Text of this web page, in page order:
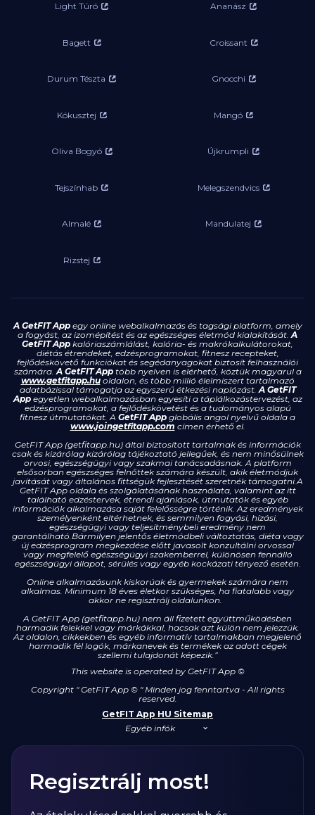
Light Túró Ananász
Bagett Croissant
Durum Tészta Gnocchi
Kókusztej Mangó
Oliva Bogyó Újkrumpli
Tejszínhab Melegszendvics
Almalé Mandulatej
Rizstej
A GetFIT Appegy online webalkalmazás és tagsági platform, amely
a fogyást, az izomépítést és az egészséges életmód kialakítását. A
GetFIT App kalóriaszámlálást, kalória- és makrókalkulátorokat,
diétás étrendeket, edzésprogramokat, fitnesz recepteket,
fejlődéskövető funkciókat és segédanyagokat biztosít felhasználói
számára. A GetFIT Apptöbb nyelven is elérhető, köztük magyarul a
www.getfitapp.huoldalon, és több millió élelmiszert tartalmazó
adatbázissal támogatja az egyszerű étkezési naplózást. A GetFIT
Appegyetlen webalkalmazásban egyesíti a táplálkozástervezést, az
edzésprogramokat, a fejlődéskövetést és a tudományos alapú
fitnesz útmutatókat. A GetFIT App globális angol nyelvű oldala a
www.joingetfitapp.com címen érhető el.
GetFIT App (getfitapp.hu) által biztosított tartalmak és információk
csak és kizárólag kizárólag tájékoztató jellegűek, és nem minősülnek
orvosi, egészségügyi vagy szakmai tanácsadásnak. A platform
elsősorban egészséges felnőttek számára készült, akik életmódjuk
javítását vagy általános fittségük fejlesztését szeretnék támogatni.A
GetFIT App oldala és szolgálatásának használata, valamint az itt
található edzéstervek, étrendi ajánlások, útmutatók és egyéb
információk alkalmazása saját felelősségre történik. Az eredmények
személyenként eltérhetnek, és semmilyen fogyási, hízási,
egészségügyi vagy teljesítménybeli eredmény nem
garantálható.Bármilyen jelentős életmódbeli változtatás, diéta vagy
új edzésprogram megkezdése előtt javasolt konzultálni orvossal
vagy megfelelő egészségügyi szakemberrel, különösen fennálló
egészségügyi állapot, sérülés vagy egyéb kockázati tényező esetén.
Online alkalmazásunk kiskorúak és gyermekek számára nem
alkalmas. Minimum 18 éves életkor szükséges, ha fiatalabb vagy
akkor ne regisztrálj oldalunkon.
A GetFIT App (getfitapp.hu) nem áll fizetett együttműködésben
harmadik felekkel vagy márkákkal, hacsak azt külön nem jelezzük.
Az oldalon, cikkekben és egyéb informatív tartalmakban megjelenő
harmadik fél logók, márkanevek és termékek az adott cégek
szellemi tulajdonát képezik.”
This website is operated by GetFIT App ©
Copyright " GetFIT App © " Minden jog fenntartva - All rights
reserved.
GetFIT App HU Sitemap
Egyéb infók
Regisztrálj most!